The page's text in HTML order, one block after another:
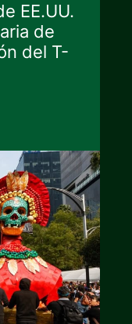
EE.UU.
de
del T-